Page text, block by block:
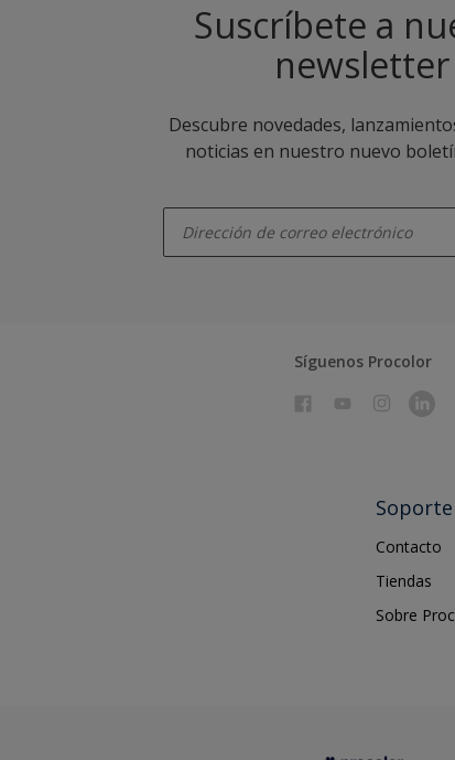
Suscríbete a
newsletter
Descubre novedades,
noticias en nuestro nuevo
Síguenos Procolor
Soporte
Contacto
Tiendas
Sobre